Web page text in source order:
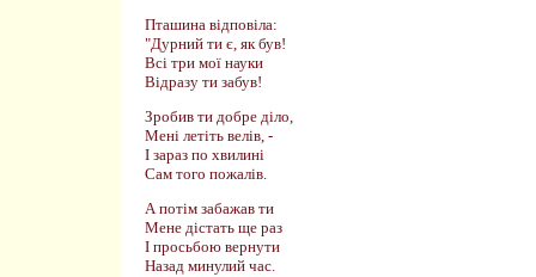
Пташина відповіла:
"Дурний ти є, як був!
Всі три мої науки
Відразу ти забув!
Зробив ти добре діло,
Мені летіть велів, -
І зараз по хвилині
Сам того пожалів.
А потім забажав ти
Мене дістать ще раз
І просьбою вернути
Назад минулий час.